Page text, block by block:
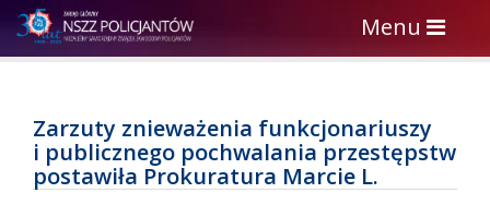
Toggle
navigation
Menu
Zarzuty znieważenia funkcjonariuszy
i publicznego pochwalania przestępstw
postawiła Prokuratura Marcie L.